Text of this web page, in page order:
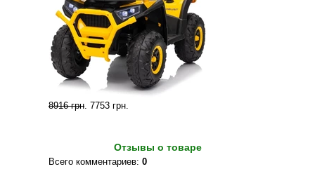
8916 грн. 7753 грн.
Отзывы о товаре
Всего комментариев: 0